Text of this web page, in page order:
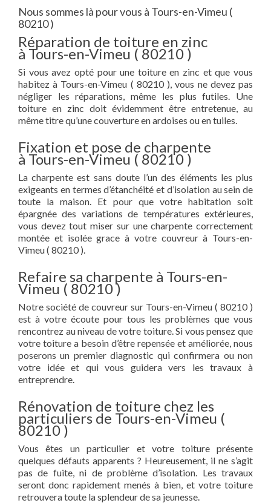
Nous sommes là pour vous à Tours-en-Vimeu (
80210 )
Réparation de toiture en zinc
à Tours-en-Vimeu ( 80210 )
Si vous avez opté pour une toiture en zinc et que vous
habitez à Tours-en-Vimeu ( 80210 ), vous ne devez pas
négliger les réparations, même les plus futiles. Une
toiture en zinc doit évidemment être entretenue, au
même titre qu’une couverture en ardoises ou en tuiles.
Fixation et pose de charpente
à Tours-en-Vimeu ( 80210 )
La charpente est sans doute l’un des éléments les plus
exigeants en termes d’étanchéité et d’isolation au sein de
toute la maison. Et pour que votre habitation soit
épargnée des variations de températures extérieures,
vous devez tout miser sur une charpente correctement
montée et isolée grace à votre couvreur à Tours-en-
Vimeu ( 80210 ).
Refaire sa charpente à Tours-en-
Vimeu ( 80210 )
Notre société de couvreur sur Tours-en-Vimeu ( 80210 )
est à votre écoute pour tous les problèmes que vous
rencontrez au niveau de votre toiture. Si vous pensez que
votre toiture a besoin d’être repensée et améliorée, nous
poserons un premier diagnostic qui confirmera ou non
votre idée et qui vous guidera vers les travaux à
entreprendre.
Rénovation de toiture chez les
particuliers de Tours-en-Vimeu (
80210 )
Vous êtes un particulier et votre toiture présente
quelques défauts apparents ? Heureusement, il ne s’agit
pas de fuite, ni de problème d’isolation. Les travaux
seront donc rapidement menés à bien, et votre toiture
retrouvera toute la splendeur de sa jeunesse.